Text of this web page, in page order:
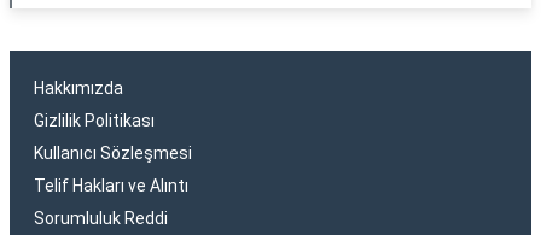
Hakkımızda
Gizlilik Politikası
Kullanıcı Sözleşmesi
Telif Hakları ve Alıntı
Sorumluluk Reddi